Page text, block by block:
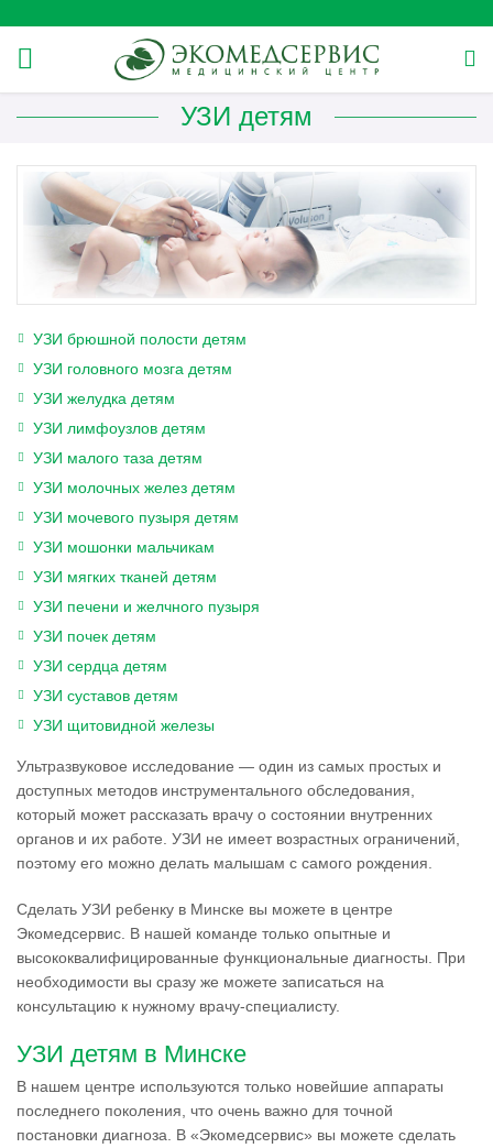
УЗИ детям
УЗИ брюшной полости детям
УЗИ головного мозга детям
УЗИ желудка детям
УЗИ лимфоузлов детям
УЗИ малого таза детям
УЗИ молочных желез детям
УЗИ мочевого пузыря детям
УЗИ мошонки мальчикам
УЗИ мягких тканей детям
УЗИ печени и желчного пузыря
УЗИ почек детям
УЗИ сердца детям
УЗИ суставов детям
УЗИ щитовидной железы
Ультразвуковое исследование — один из самых простых и
доступных методов инструментального обследования,
который может рассказать врачу о состоянии внутренних
органов и их работе. УЗИ не имеет возрастных ограничений,
поэтому его можно делать малышам с самого рождения.
Сделать УЗИ ребенку в Минске вы можете в центре
Экомедсервис. В нашей команде только опытные и
высококвалифицированные функциональные диагносты. При
необходимости вы сразу же можете записаться на
консультацию к нужному врачу-специалисту.
УЗИ детям в Минске
В нашем центре используются только новейшие аппараты
последнего поколения, что очень важно для точной
постановки диагноза. В «Экомедсервис» вы можете сделать